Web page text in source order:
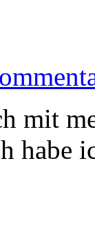
mit
habe